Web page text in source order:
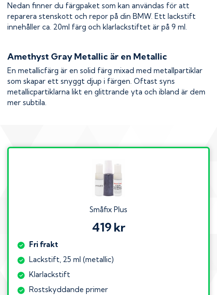
Nedan finner du färgpaket som kan användas för att
reparera stenskott och repor på din BMW. Ett lackstift
innehåller ca. 20ml färg och klarlackstiftet är på 9 ml.
Amethyst Gray Metallic är en Metallic
En metallicfärg är en solid färg mixad med metallpartiklar
som skapar ett snyggt djup i färgen. Oftast syns
metallicpartiklarna likt en glittrande yta och ibland är dem
mer subtila.
Småfix Plus
419 kr
Fri frakt
Lackstift, 25 ml (metallic)
Klarlackstift
Rostskyddande primer